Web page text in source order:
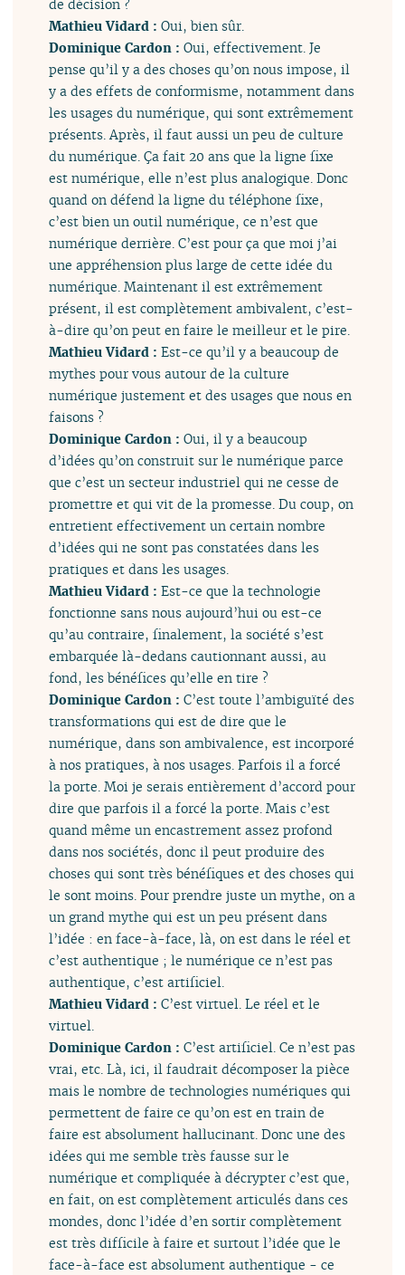
de décision ?
Mathieu Vidard :Oui, bien sûr.
Dominique Cardon :Oui, effectivement. Je
pense qu’il y a des choses qu’on nous impose, il
y a des effets de conformisme, notamment dans
les usages du numérique, qui sont extrêmement
présents. Après, il faut aussi un peu de culture
du numérique. Ça fait 20 ans que la ligne fixe
est numérique, elle n’est plus analogique. Donc
quand on défend la ligne du téléphone fixe,
c’est bien un outil numérique, ce n’est que
numérique derrière. C’est pour ça que moi j’ai
une appréhension plus large de cette idée du
numérique. Maintenant il est extrêmement
présent, il est complètement ambivalent, c’est-
à-dire qu’on peut en faire le meilleur et le pire.
Mathieu Vidard :Est-ce qu’il y a beaucoup de
mythes pour vous autour de la culture
numérique justement et des usages que nous en
faisons ?
Dominique Cardon :Oui, il y a beaucoup
d’idées qu’on construit sur le numérique parce
que c’est un secteur industriel qui ne cesse de
promettre et qui vit de la promesse. Du coup, on
entretient effectivement un certain nombre
d’idées qui ne sont pas constatées dans les
pratiques et dans les usages.
Mathieu Vidard :Est-ce que la technologie
fonctionne sans nous aujourd’hui ou est-ce
qu’au contraire, finalement, la société s’est
embarquée là-dedans cautionnant aussi, au
fond, les bénéfices qu’elle en tire ?
Dominique Cardon :C’est toute l’ambiguïté des
transformations qui est de dire que le
numérique, dans son ambivalence, est incorporé
à nos pratiques, à nos usages. Parfois il a forcé
la porte. Moi je serais entièrement d’accord pour
dire que parfois il a forcé la porte. Mais c’est
quand même un encastrement assez profond
dans nos sociétés, donc il peut produire des
choses qui sont très bénéfiques et des choses qui
le sont moins. Pour prendre juste un mythe, on a
un grand mythe qui est un peu présent dans
l’idée : en face-à-face, là, on est dans le réel et
c’est authentique ; le numérique ce n’est pas
authentique, c’est artificiel.
Mathieu Vidard :C’est virtuel. Le réel et le
virtuel.
Dominique Cardon :C’est artificiel. Ce n’est pas
vrai, etc. Là, ici, il faudrait décomposer la pièce
mais le nombre de technologies numériques qui
permettent de faire ce qu’on est en train de
faire est absolument hallucinant. Donc une des
idées qui me semble très fausse sur le
numérique et compliquée à décrypter c’est que,
en fait, on est complètement articulés dans ces
mondes, donc l’idée d’en sortir complètement
est très difficile à faire et surtout l’idée que le
face-à-face est absolument authentique - ce